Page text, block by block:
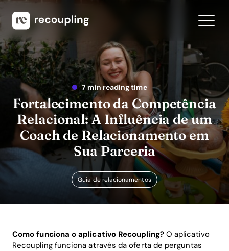
7 min reading time
Fortalecimento da Competência
Relacional: A Influência de um
Coach de Relacionamento em
Sua Parceria
Guia de relacionamentos
Como funciona o aplicativo Recoupling?O aplicativo
Recoupling funciona através da oferta de perguntas